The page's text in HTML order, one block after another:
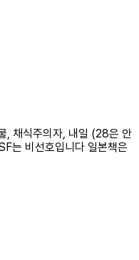
, 채식주의자, 내일 (28은 안
는 비선호입니다 일본책은